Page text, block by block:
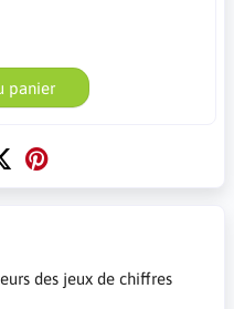
panier
des jeux de chiffres